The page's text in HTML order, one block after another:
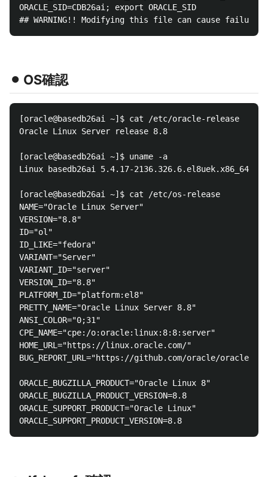
ORACLE_SID=CDB26ai; export ORACLE_SID
⚫︎ OS確認
[oracle@basedb26ai ~]$ cat /etc/oracle-release
Oracle Linux Server release 8.8
[oracle@basedb26ai ~]$ uname -a
Linux basedb26ai 5.4.17-2136.326.6.el8uek.x86_64 #2
[oracle@basedb26ai ~]$ cat /etc/os-release
NAME="Oracle Linux Server"
VERSION="8.8"
ID="ol"
ID_LIKE="fedora"
VARIANT="Server"
VARIANT_ID="server"
VERSION_ID="8.8"
PLATFORM_ID="platform:el8"
PRETTY_NAME="Oracle Linux Server 8.8"
ANSI_COLOR="0;31"
CPE_NAME="cpe:/o:oracle:linux:8:8:server"
HOME_URL="https://linux.oracle.com/"
BUG_REPORT_URL="https://github.com/oracle/oracle-
ORACLE_BUGZILLA_PRODUCT="Oracle Linux 8"
ORACLE_BUGZILLA_PRODUCT_VERSION=8.8
ORACLE_SUPPORT_PRODUCT="Oracle Linux"